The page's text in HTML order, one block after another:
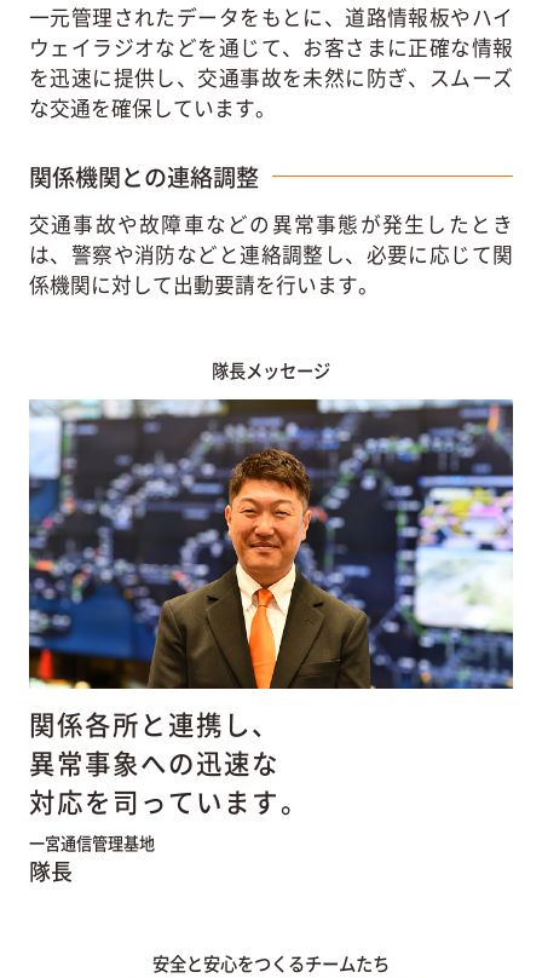
一元管理されたデータをもとに、道路情報板やハイ
ウェイラジオなどを通じて、お客さまに正確な情報
を迅速に提供し、交通事故を未然に防ぎ、スムーズ
な交通を確保しています。
関係機関との連絡調整
交通事故や故障車などの異常事態が発生したとき
は、警察や消防などと連絡調整し、必要に応じて関
係機関に対して出動要請を行います。
隊長メッセージ
関係各所と連携し、
異常事象への迅速な
対応を司っています。
一宮通信管理基地
隊長
安全と安心をつくるチームたち